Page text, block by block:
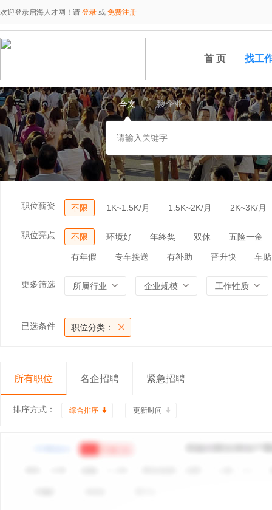
欢迎登录启海人才网！请 登录 或 免费注册
首 页 找工
全文 搜企业
职位薪资 不限 1K~1.5K/月 1.5K~2K/月 2K~3K/月
职位亮点 不限 环境好 年终奖 双休 五险一金
有年假 专车接送 有补助 晋升快 车贴
更多筛选 所属行业 企业规模 工作性质
已选条件 职位分类：
所有职位 名企招聘 紧急招聘
排序方式： 综合排序 更新时间